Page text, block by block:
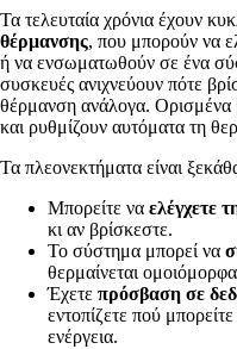
Τα τελευταία χρόνια έχουν
θέρμανσης, που μπορούν να
ή να ενσωματωθούν σε ένα
συσκευές ανιχνεύουν πότε
θέρμανση ανάλογα. Ορισμένα
και ρυθμίζουν αυτόματα τη
Τα πλεονεκτήματα είναι
Μπορείτε να ελέγχετε
κι αν βρίσκεστε.
Το σύστημα μπορεί να
θερμαίνεται
Έχετε πρόσβαση σε
εντοπίζετε πού
ενέργεια.